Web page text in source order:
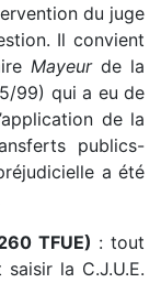
du juge
Il convient
Mayeurde la
99) qui a eu de
de la
publics-
a été
TFUE) : tout
la C.J.U.E.